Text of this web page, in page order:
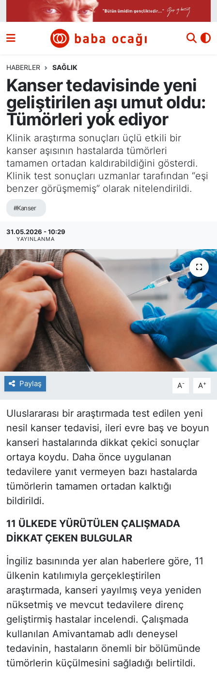
HABERLER SAĞLIK
Kanser tedavisinde yeni
geliştirilen aşı umut oldu:
Tümörleri yok ediyor
Klinik araştırma sonuçları üçlü etkili bir
kanser aşısının hastalarda tümörleri
tamamen ortadan kaldırabildiğini gösterdi.
Klinik test sonuçları uzmanlar tarafından “eşi
benzer görüşmemiş” olarak nitelendirildi.
#Kanser
31.05.2026 - 10:29
YAYINLANMA
Paylaş A- A+
Uluslararası bir araştırmada test edilen yeni
nesil kanser tedavisi, ileri evre baş ve boyun
kanseri hastalarında dikkat çekici sonuçlar
ortaya koydu. Daha önce uygulanan
tedavilere yanıt vermeyen bazı hastalarda
tümörlerin tamamen ortadan kalktığı
bildirildi.
11 ÜLKEDE YÜRÜTÜLEN ÇALIŞMADA
DİKKAT ÇEKEN BULGULAR
İngiliz basınında yer alan haberlere göre, 11
ülkenin katılımıyla gerçekleştirilen
araştırmada, kanseri yayılmış veya yeniden
nüksetmiş ve mevcut tedavilere direnç
geliştirmiş hastalar incelendi. Çalışmada
kullanılan Amivantamab adlı deneysel
tedavinin, hastaların önemli bir bölümünde
tümörlerin küçülmesini sağladığı belirtildi.
Siyaset
Ekonomi
Dünya
Kültür ve Sanat
Eğitim
Bilim ve Teknoloji
Yazı Dizisi
Nöbetçi Eczaneler
Hava Durumu
Namaz Vakitleri
Trafik Durumu
Süper Lig Puan Durumu ve Fikstür
Tüm Manşetler
Son Dakika Haberleri
Haber Arşivi